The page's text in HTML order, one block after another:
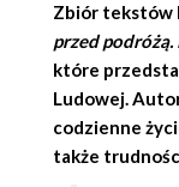
Zbiór tekstów
przed podróżą.
które
Ludowej.
codzienne
także